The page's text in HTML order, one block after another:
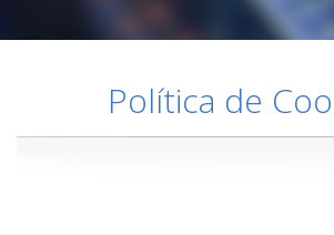
Política de